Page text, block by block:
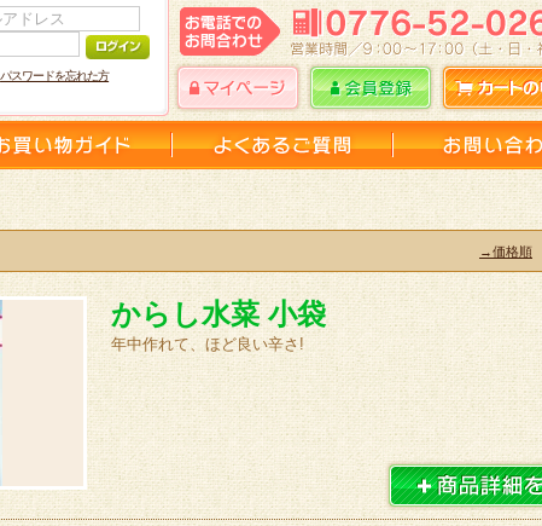
パスワードを忘れた方
→価格順
からし水菜 小袋
年中作れて、ほど良い辛さ!